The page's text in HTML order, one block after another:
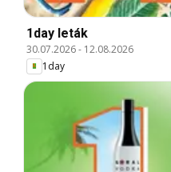
1day leták
30.07.2026- 12.08.2026
1day